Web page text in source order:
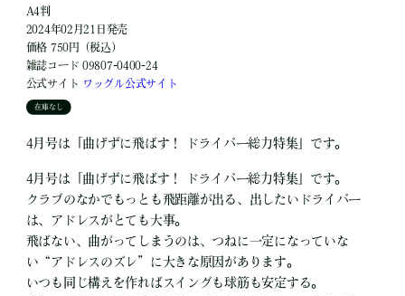
A4判
2024年02月21日発売
価格 750円（税込）
雑誌コード 09807-0400-24
公式サイト ワッグル公式サイト
在庫なし
4月号は「曲げずに飛ばす！ ドライバー総力特集」です。
4月号は「曲げずに飛ばす！ ドライバー総力特集」です。
クラブのなかでもっとも飛距離が出る、出したいドライバー
は、アドレスがとても大事。
飛ばない、曲がってしまうのは、つねに一定になっていな
い“アドレスのズレ”に大きな原因があります。
いつも同じ構えを作ればスイングも球筋も安定する。